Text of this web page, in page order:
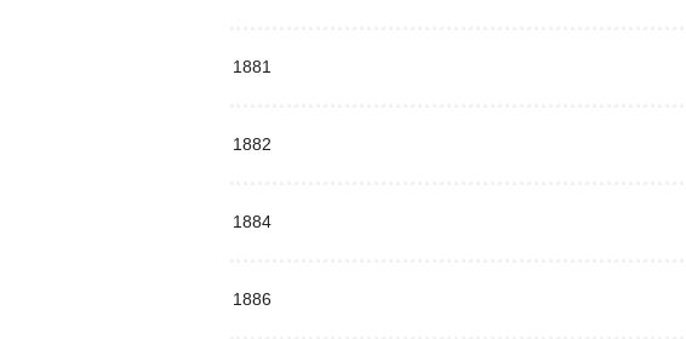
1881
1882
1884
1886